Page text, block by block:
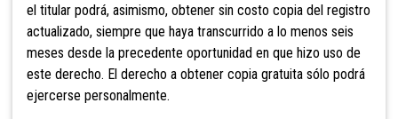
el titular podrá, asimismo, obtener sin costo copia del registro
actualizado, siempre que haya transcurrido a lo menos seis
meses desde la precedente oportunidad en que hizo uso de
este derecho. El derecho a obtener copia gratuita sólo podrá
ejercerse personalmente.